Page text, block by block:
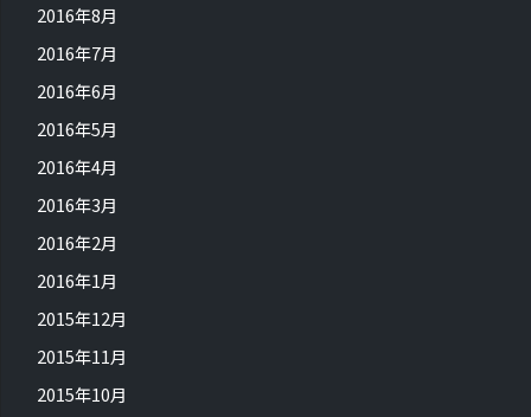
2016年8月
2016年7月
2016年6月
2016年5月
2016年4月
2016年3月
2016年2月
2016年1月
2015年12月
2015年11月
2015年10月